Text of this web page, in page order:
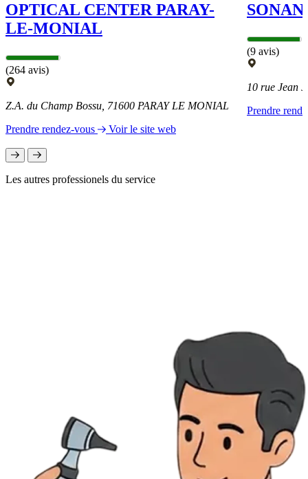
OPTICAL CENTER PARAY-
LE-MONIAL
(264 avis)
Z.A. du Champ Bossu, 71600 PARAY LE MONIAL
Prendre rendez-vous
Voir le site web
(9 avis)
10 rue Jean
Prendre
Les autres professionels du service